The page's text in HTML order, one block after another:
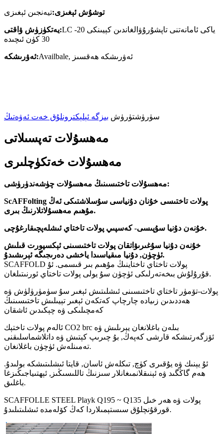
توشۇش ئېغىزى:تيەنجىن ئېغىزى
يەتكۈزۈش ۋاقتى:LC ياكى ئامانەتنى تاپشۇرۇۋالغاندىن كېيىنكى 20-
30 كۈن ئىچىدە
ئەۋرىشكە: Availbale, ئەۋرىشكە ھەقسىز
سۈرۈشتۈرۈش بىزگە ئېلېكترونلۇق خەت ئەۋەتىڭ
مەھسۇلات تەپسىلاتى
مەھسۇلات خەتكۈچلىرى
مەھسۇلات تاختىسىنىڭ مەھسۇلات چۈشەندۈرۈشى:
ScAFFolting پولات تاختىسى خۇنان دۇنياسى سۇسلاشتىكى ئەڭ
مۇھىم مەھسۇلاتلارنىڭ بىرى.
خۇنەن دۇنيا سۇپىسى- كەسپىي پولات تاختاي ئىشلەپچىقارغۇچى.
خۇنەن دۇنيا سۇغىرىۋاتقان پولات تاختىسىنى ئېكسپورت قىلىش
ئۈچۈن, دۇنيا مىقياسىدا ياخشى دەرىجىگە ئېرىشىدۇ.
SCAFFOLD پولات تاختاي تاختاينىڭ مۇھىم بىر قىسمى. ئۇ
قۇرۇلۇش بىخەتەرلىكى ئۈچۈن سۇ يولى پولات تاختاي ئورنىتىلغان.
پولات-تۆمۈر تاختاي تاختىسىنى ئىشلىتىش ئېغىر سۇ سۈمۈرۈلۈش ۋە
ھەددىدىن زىيادە چارچاپ كەتكەن ئېغىر تېيىلىش تاختىسىنىڭ
كەمچىلىكى ۋە چېكىدىن ئاشقان
ئالەم پولات تاختېك CO2 brc بىلەن باغلانغان يېرىلىش ۋە
ئۆزگەرتىشكە قارشى كەپەڭ, بۇ چىرىپ كېتىش ۋە داتلاشماسلىقنى
تەمىنلەش ئۈچۈن باغلانغان.
ئۇ يېنىك ۋە يۇقىرى كۈچ, تىكلەش ئاسان, قايتا ئىشلىتىشكە بولىدۇ.
ھەم گاڭگىد ۋە ئېنىقلانمىغانلار سىزنىڭ تاللىسىڭىز, ئېھتىياجىڭىزغا
باغلىق.
SCAFFOLLE STEEL Playk Q195 ~ Q135 پولات ۋە ھەر خىل
قورقۇنچلۇق سىستېمىلاردا كەڭ كۆلەمدە ئىشلىتىلىدۇ.